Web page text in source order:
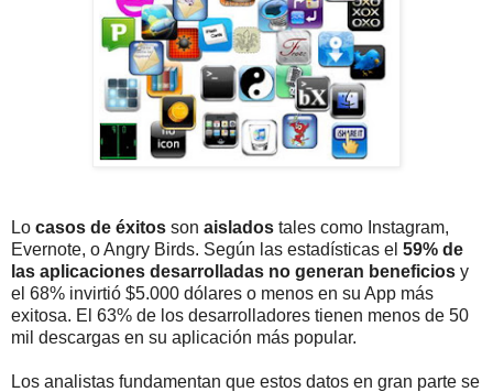
Lo casos de éxitos son aislados tales como Instagram,
Evernote, o Angry Birds. Según las estadísticas el 59% de
las aplicaciones desarrolladas no generan beneficios y
el 68% invirtió $5.000 dólares o menos en su App más
exitosa. El 63% de los desarrolladores tienen menos de 50
mil descargas en su aplicación más popular.
Los analistas fundamentan que estos datos en gran parte se